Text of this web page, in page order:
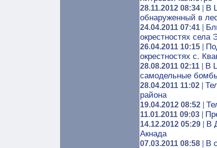
28.11.2012 08:34
В
обнаруженный в
24.04.2011 07:41
окрестностях села
26.04.2011 10:15
окрестностях с.
28.08.2011 02:11
В
самодельные
28.04.2011 11:02
района
19.04.2012 08:52
11.01.2011 09:03
14.12.2012 05:29
В
Акнада
07.03.2011 08:58 В